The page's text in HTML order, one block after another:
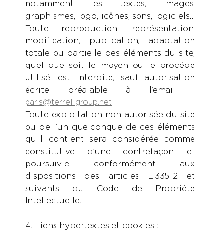
notamment les textes, images,
graphismes, logo, icônes, sons, logiciels…
Toute reproduction, représentation,
modification, publication, adaptation
totale ou partielle des éléments du site,
quel que soit le moyen ou le procédé
utilisé, est interdite, sauf autorisation
écrite préalable à l’email :
paris@terrellgroup.net
Toute exploitation non autorisée du site
ou de l’un quelconque de ces éléments
qu’il contient sera considérée comme
constitutive d’une contrefaçon et
poursuivie conformément aux
dispositions des articles L.335-2 et
suivants du Code de Propriété
Intellectuelle.
4. Liens hypertextes et cookies :